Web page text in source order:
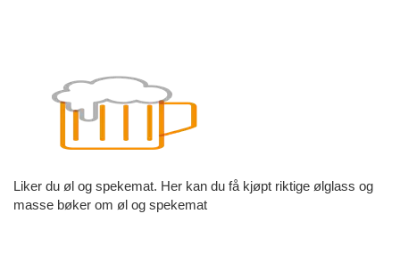
Liker du øl og spekemat. Her kan du få kjøpt riktige ølglass og
masse bøker om øl og spekemat